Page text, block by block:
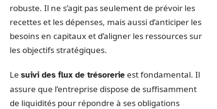
robuste. Il ne s’agit pas seulement de prévoir les
recettes et les dépenses, mais aussi d’anticiper les
besoins en capitaux et d’aligner les ressources sur
les objectifs stratégiques.
Le suivi des flux de trésorerie est fondamental. Il
assure que l’entreprise dispose de suffisamment
de liquidités pour répondre à ses obligations